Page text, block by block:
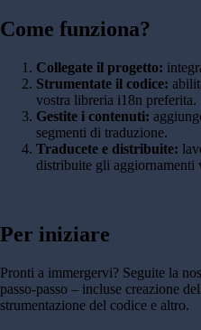
Come funziona?
Collegate il progetto:
Strumentate il codice:
vostra libreria i18n preferita.
Gestite i contenuti:
segmenti di traduzione.
Traducete e distribuite:
distribuite gli
Per iniziare
Pronti a immergervi? Seguite la
passo-passo – incluse creazione
strumentazione del codice e altro.